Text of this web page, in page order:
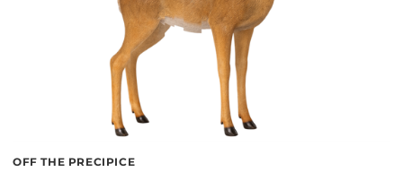
OFF THE PRECIPICE